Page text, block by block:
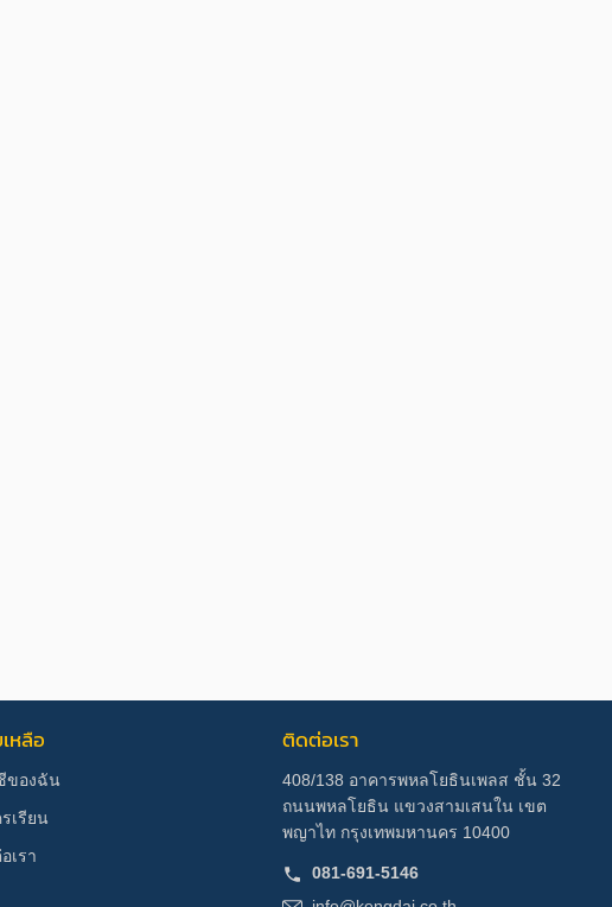
หลือ
ของฉัน
รเรียน
เรา
ติดต่อเรา
408/138 อาคารพหลโยธินเพลส ชั้น 32
ถนนพหลโยธิน แขวงสามเสนใน เขต
พญาไท กรุงเทพมหานคร 10400
081-691-5146